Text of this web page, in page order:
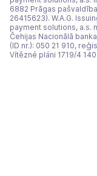
6882 Prāgas
26415623). W.A.G.
payment solutions, a.s.
Čehijas Nacionālā
(ID nr.): 050 21 910,
Vítězné pláni 1719/4